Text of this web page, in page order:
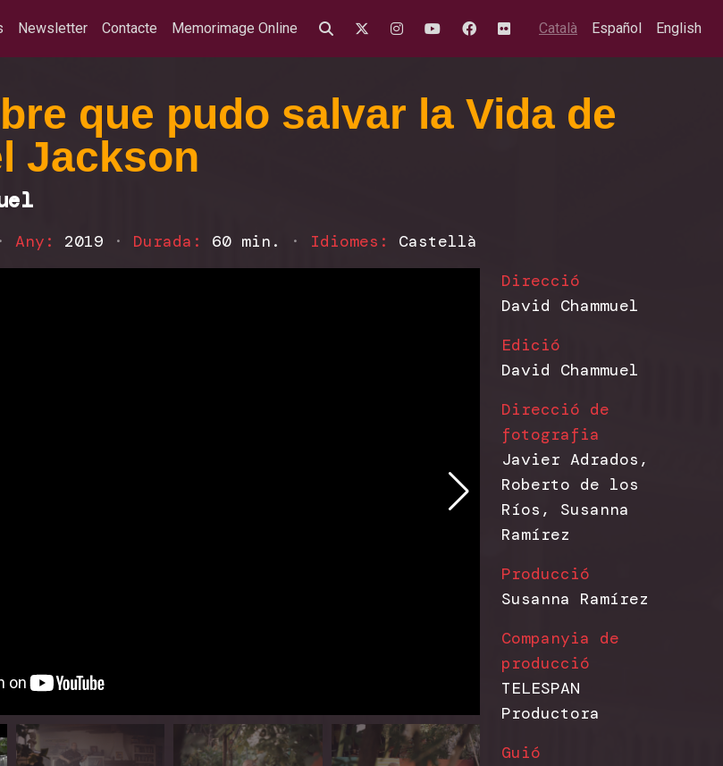
Newsletter Contacte Memorimage Online Català Español English
que pudo salvar la Vida de
Jackson
· Any: 2019 · Durada: 60 min. · Idiomes: Castellà
Direcció
David Chammuel
Edició
David Chammuel
Direcció de
fotografia
Javier Adrados,
Roberto de los
Ríos, Susanna
Ramírez
Producció
Susanna Ramírez
Companyia de
producció
TELESPAN
Productora
Guió